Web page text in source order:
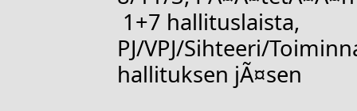
1+7 hallituslaista,
PJ/VPJ/Sihteeri/
hallituksen jÃ¤sen